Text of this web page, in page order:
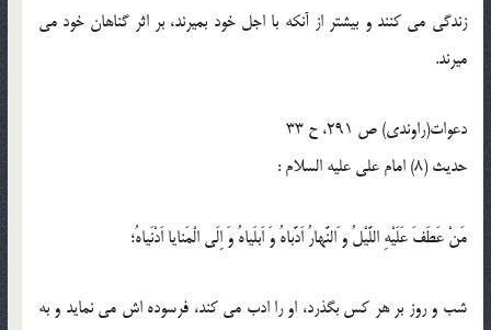
زندگى مى ‏كنند و بيشتر از آن‏كه با اجل خود بميرند، بر اثر گناهان خود مى
‏ميرند.
دعوات(راوندى) ص 291، ح 33
حدیث (8) امام على عليه ‏السلام :
مَنْ عَطَفَ عَلَيْهِ اللَّيْلُ و َالنَّهارُ اَدَّباهُ وَ اَبلَياهُ وَ اِلَى الْمَنايا اَدْنَياهُ؛
شب و روز بر هر كس بگذرد، او را ادب مى‏ كند، فرسوده ‏اش مى ‏نمايد و به